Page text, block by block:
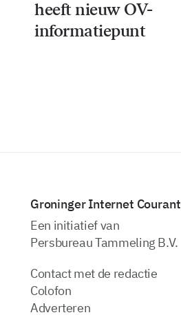
heeft nieuw OV-
informatiepunt
Groninger Internet Courant
Een initiatief van
Persbureau Tammeling B.V.
Contact met de redactie
Colofon
Adverteren